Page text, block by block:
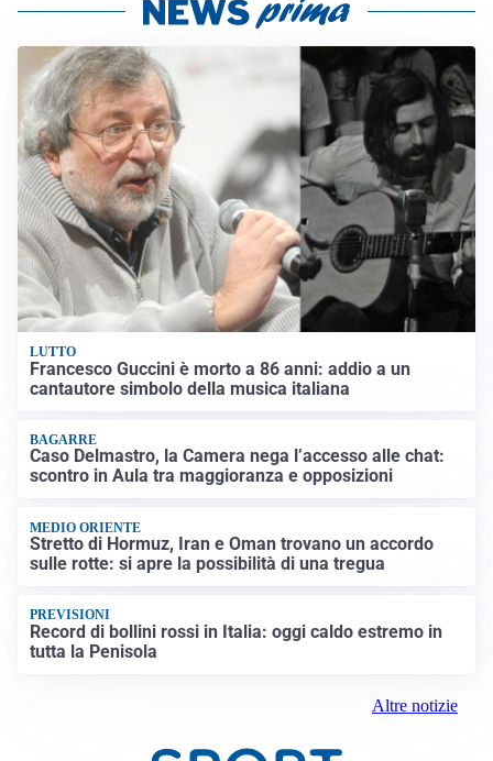
LUTTO
Francesco Guccini è morto a 86 anni: addio a un
cantautore simbolo della musica italiana
BAGARRE
Caso Delmastro, la Camera nega l’accesso alle chat:
scontro in Aula tra maggioranza e opposizioni
MEDIO ORIENTE
Stretto di Hormuz, Iran e Oman trovano un accordo
sulle rotte: si apre la possibilità di una tregua
PREVISIONI
Record di bollini rossi in Italia: oggi caldo estremo in
tutta la Penisola
Altre notizie